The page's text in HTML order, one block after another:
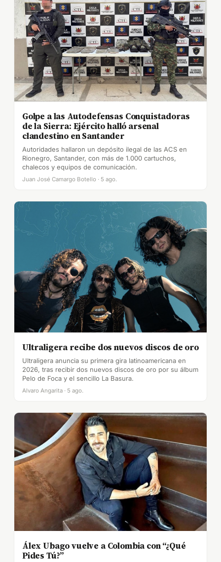
Golpe a las Autodefensas Conquistadoras
de la Sierra: Ejército halló arsenal
clandestino en Santander
Autoridades hallaron un depósito ilegal de las ACS en
Rionegro, Santander, con más de 1.000 cartuchos,
chalecos y equipos de comunicación.
Juan José Camargo Botello · 5 ago.
Ultraligera recibe dos nuevos discos de oro
Ultraligera anuncia su primera gira latinoamericana en
2026, tras recibir dos nuevos discos de oro por su álbum
Pelo de Foca y el sencillo La Basura.
Alvaro Angarita · 5 ago.
Álex Ubago vuelve a Colombia con “¿Qué
Pides Tú?”